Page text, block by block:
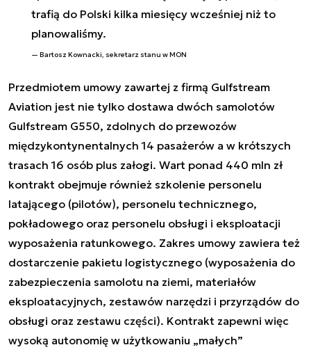
trafią do Polski kilka miesięcy wcześniej niż to
planowaliśmy.
Bartosz Kownacki, sekretarz stanu w MON
Przedmiotem umowy zawartej z firmą Gulfstream
Aviation jest nie tylko dostawa dwóch samolotów
Gulfstream G550, zdolnych do przewozów
międzykontynentalnych 14 pasażerów a w krótszych
trasach 16 osób plus załogi. Wart ponad 440 mln zł
kontrakt obejmuje również szkolenie personelu
latającego (pilotów), personelu technicznego,
pokładowego oraz personelu obsługi i eksploatacji
wyposażenia ratunkowego. Zakres umowy zawiera też
dostarczenie pakietu logistycznego (wyposażenia do
zabezpieczenia samolotu na ziemi, materiałów
eksploatacyjnych, zestawów narzędzi i przyrządów do
obsługi oraz zestawu części). Kontrakt zapewni więc
wysoką autonomię w użytkowaniu „małych”